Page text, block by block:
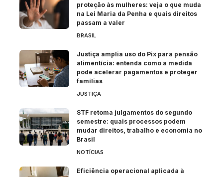
proteção às mulheres: veja o que muda
na Lei Maria da Penha e quais direitos
passam a valer
BRASIL
Justiça amplia uso do Pix para pensão
alimentícia: entenda como a medida
pode acelerar pagamentos e proteger
famílias
JUSTIÇA
STF retoma julgamentos do segundo
semestre: quais processos podem
mudar direitos, trabalho e economia no
Brasil
NOTÍCIAS
Eficiência operacional aplicada à